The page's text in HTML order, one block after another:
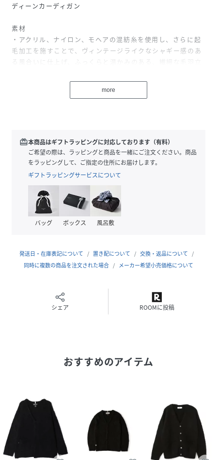
ディーンカーディガン
素材
・アクリル、ナイロン、モヘアの混紡糸を使用し、さらに起
毛加工を施すことで、ヴィンテージライクなシャギー感のあ
る風合いに仕上げ、ふっくらと温かみのある、繊細な毛羽立
・色展開が7色あるので、必ず好みの色を見つけられる。
・古着と違い、身幅も着丈もしっかりあるので、好きなスタ
イリングでガンガン着れる１枚。
スタイリング
・古着ライクなカーディガンなのでデニムとの相性は抜群で
・発色が良いカラーもあるのでアウターの中に着た時もコー
【MANASTASH/マナスタッシュ】
1993年に米国シアトルで設立された＜MANASTASH＞。
は、スキーやトレッキング、マウンテンバイク、ラフティン
グ、カヤックなど多様なアウトドアスポーツが楽しめること
をクロスオーバーさせた新しいスタイルを提案します。
アクリル70%,ナイロン18%,毛12%
Ｓ、Ｍ、Ｌ、ＸＬ
more
redeem本商品はギフトラッピングに対応しております（有料）
ご希望の際は、ラッピングと商品を一緒にご注文ください。商品
をラッピングして、ご指定の住所にお届けします。
ギフトラッピングサービスについて
バッグ ボックス 風呂敷
発送日・在庫表記について 置き配について
交換・返品について
同時に複数の商品を注文された場合
メーカー希望小売価格について
シェア ROOMに投稿
おすすめのアイテム